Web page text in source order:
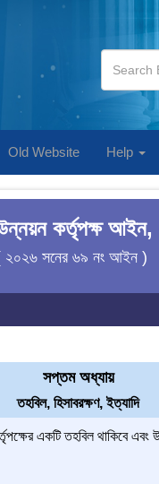
Old Website Help
উন্নয়ন কর্তৃপক্ষ
২০২৬ সনের ৬৯ নং আইন )
সপ্তম অধ্যায়
তহবিল, হিসাবরক্ষণ, ইত্যাদি
একটি তহবিল থাকিবে